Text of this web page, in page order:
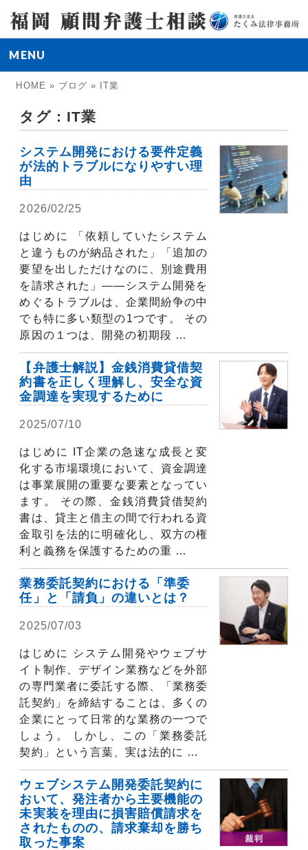
MENU
HOME » ブログ » IT業
タグ : IT業
システム開発における要件定義
が法的トラブルになりやすい理
由
2026/02/25
はじめに 「依頼していたシステム
と違うものが納品された」「追加の
要望を出しただけなのに、別途費用
を請求された」——システム開発を
めぐるトラブルは、企業間紛争の中
でも特に多い類型の1つです。 その
原因の１つは、開発の初期段 …
【弁護士解説】金銭消費貸借契
約書を正しく理解し、安全な資
金調達を実現するために
2025/07/10
はじめに IT企業の急速な成長と変
化する市場環境において、資金調達
は事業展開の重要な要素となってい
ます。 その際、金銭消費貸借契約
書は、貸主と借主の間で行われる資
金取引を法的に明確化し、双方の権
利と義務を保護するための重 …
業務委託契約における「準委
任」と「請負」の違いとは？
2025/07/03
はじめに システム開発やウェブサ
イト制作、デザイン業務などを外部
の専門業者に委託する際、「業務委
託契約」を締結することは、多くの
企業にとって日常的な業務の一つで
しょう。 しかし、この「業務委託
契約」という言葉、実は法的に …
ウェブシステム開発委託契約に
おいて、発注者から主要機能の
未実装を理由に損害賠償請求を
されたものの、請求棄却を勝ち
取った事案